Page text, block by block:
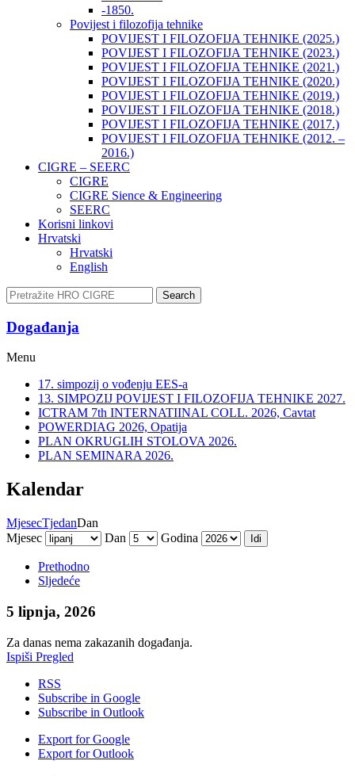
-1850.
Povijest i filozofija tehnike
POVIJEST I FILOZOFIJA TEHNIKE (2025.)
POVIJEST I FILOZOFIJA TEHNIKE (2023.)
POVIJEST I FILOZOFIJA TEHNIKE (2021.)
POVIJEST I FILOZOFIJA TEHNIKE (2020.)
POVIJEST I FILOZOFIJA TEHNIKE (2019.)
POVIJEST I FILOZOFIJA TEHNIKE (2018.)
POVIJEST I FILOZOFIJA TEHNIKE (2017.)
POVIJEST I FILOZOFIJA TEHNIKE (2012. –
2016.)
CIGRE – SEERC
CIGRE
CIGRE Sience & Engineering
SEERC
Korisni linkovi
Hrvatski
Hrvatski
English
Search
Događanja​
Menu
17. simpozij o vođenju EES-a
13. SIMPOZIJ POVIJEST I FILOZOFIJA TEHNIKE 2027.
ICTRAM 7th INTERNATIINAL COLL. 2026, Cavtat
POWERDIAG 2026, Opatija
PLAN OKRUGLIH STOLOVA 2026.
PLAN SEMINARA 2026.
Kalendar
MjesecTjedanDan
Mjesec
Dan Godina
Prethodno
Sljedeće
5 lipnja, 2026
Za danas nema zakazanih događanja.
Ispiši Pregled
RSS
Subscribe in Google
Subscribe in Outlook
Export forGoogle
Export forOutlook